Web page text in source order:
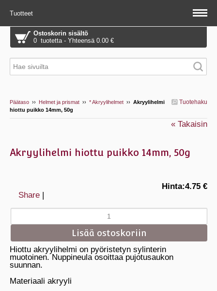
Tuotteet
Ostoskorin sisältö
0 tuotetta - Yhteensä 0.00 €
Tuotehaku
Päätaso ›› Helmet ja prismat ›› * Akryylihelmet ›› Akryylihelmi
hiottu puikko 14mm, 50g
« Takaisin
Akryylihelmi hiottu puikko 14mm, 50g
Share |
Hinta:4.75 €
Hiottu akryylihelmi on pyöristetyn sylinterin
muotoinen. Nuppineula osoittaa pujotusaukon
suunnan.
Materiaali akryyli